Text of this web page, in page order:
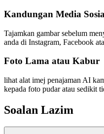
Kandungan Media
Tajamkan gambar sebelum
anda di Instagram, Facebook
Foto Lama atau Kabur
lihat alat imej penajaman AI
kepada foto pudar atau sedikit
Soalan Lazim